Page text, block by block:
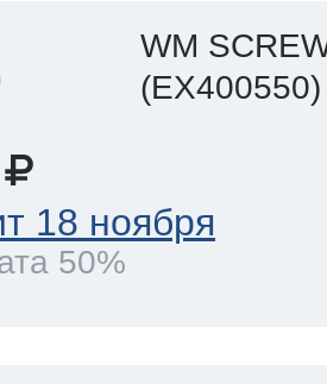
WM
(EX400550)
18 ноября
50%